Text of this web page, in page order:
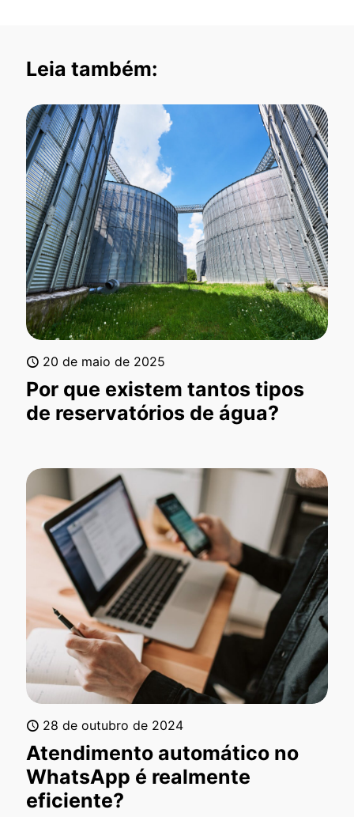
Leia também:
20 de maio de 2025
Por que existem tantos tipos
de reservatórios de água?
28 de outubro de 2024
Atendimento automático no
WhatsApp é realmente
eficiente?